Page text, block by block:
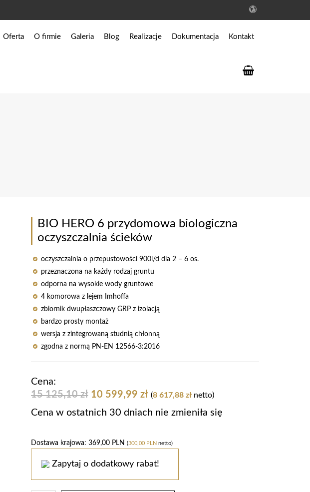
Oferta
Akcesoria do oczyszczalni
O firmie Galeria Blog Realizacje Dokumentacja Kontakt
BIO HERO 6 przydomowa biologiczna
oczyszczalnia ścieków
oczyszczalnia o przepustowości 900l/d dla 2 – 6 os.
przeznaczona na każdy rodzaj gruntu
odporna na wysokie wody gruntowe
4 komorowa z lejem Imhoffa
zbiornik dwupłaszczowy GRP z izolacją
bardzo prosty montaż
wersja z zintegrowaną studnią chłonną
zgodna z normą PN-EN 12566-3:2016
Cena:
15 125,10zł 10 599,99 zł (8 617,88 złnetto)
Cena w ostatnich 30 dniach nie zmieniła się
Dostawa krajowa: 369,00 PLN (300,00 PLN netto)
Zapytaj o dodatkowy rabat!